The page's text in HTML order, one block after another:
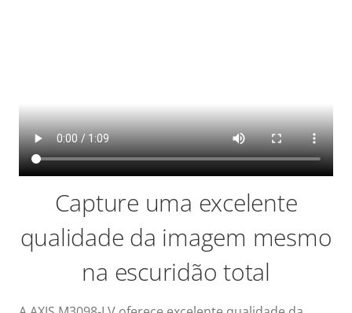
Capture uma excelente
qualidade da imagem mesmo
na escuridão total